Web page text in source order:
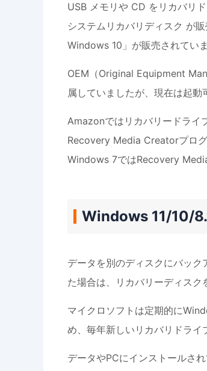
USB メモリや CD をリカバリ
システムリカバリディスク が
Windows 10」が販売されていま
OEM（Original Equipment
属していましたが、現在は起動
Amazonではリカバリードライ
Recovery Media Creatorプログ
Windows 7ではRecovery
Windows 11/10/
データを別のディスクにバッ
た場合は、リカバリーディスク
マイクロソフトは定期的に
め、毎年新しいリカバリドライ
データやPCにインストールさ